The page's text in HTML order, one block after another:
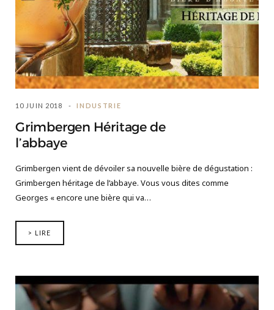
10 JUIN 2018 INDUSTRIE
Grimbergen Héritage de
l’abbaye
Grimbergen vient de dévoiler sa nouvelle bière de dégustation :
Grimbergen héritage de l’abbaye. Vous vous dites comme
Georges « encore une bière qui va…
> LIRE